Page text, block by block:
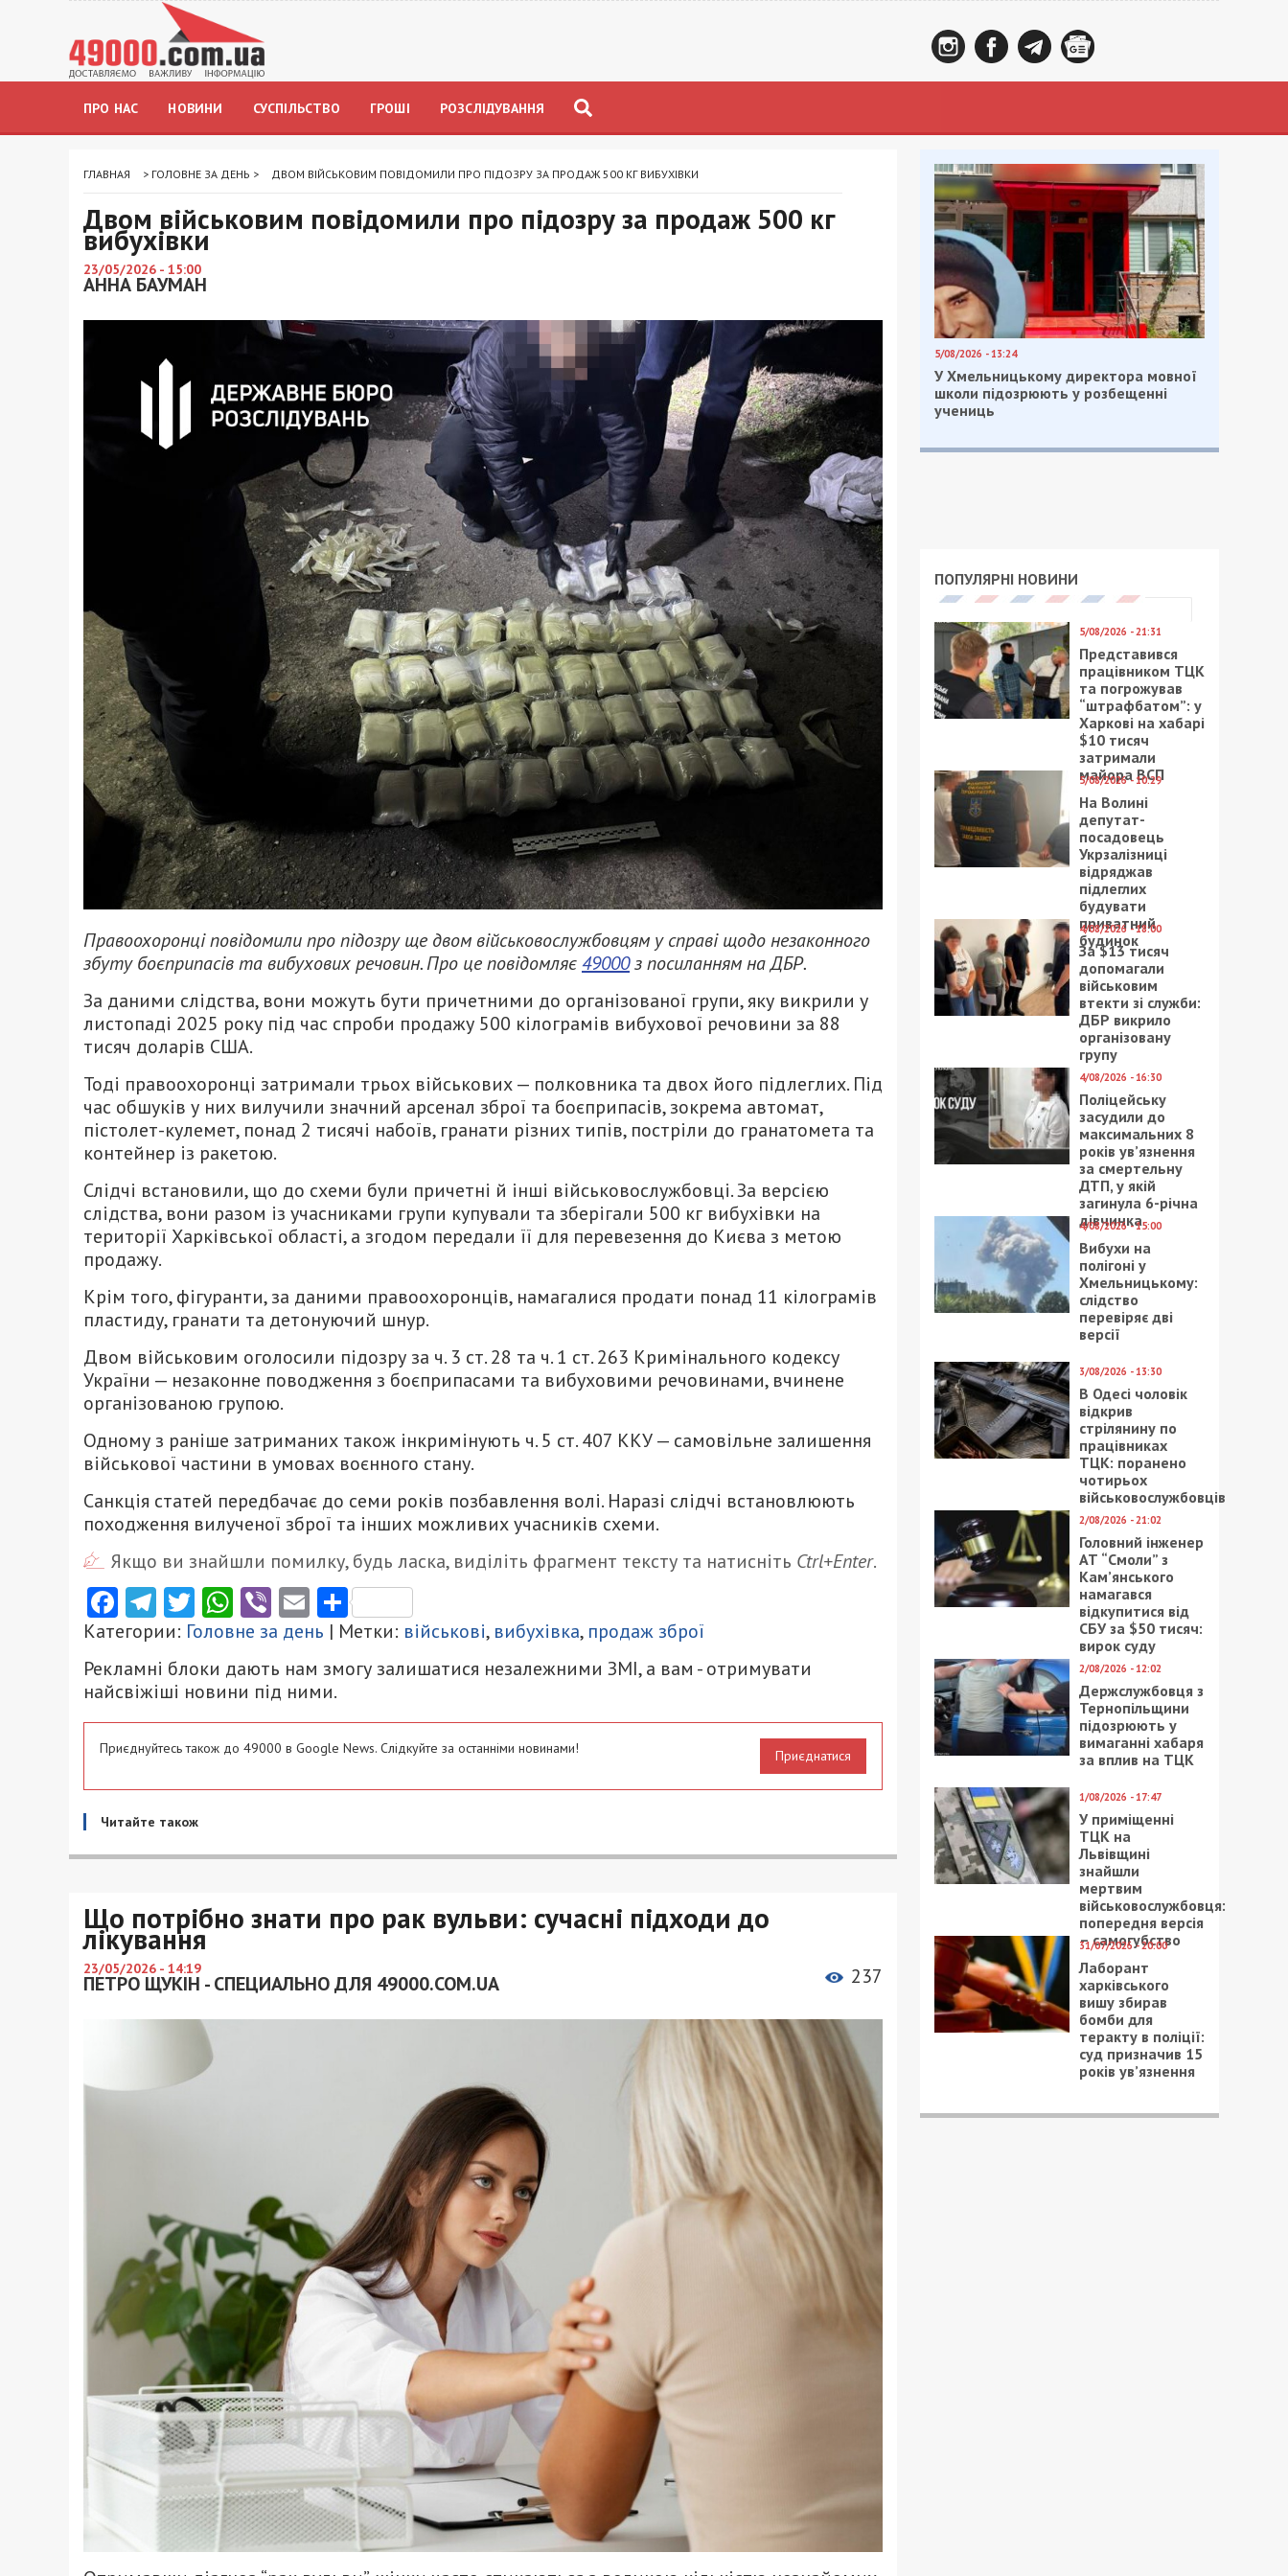
ПРО НАС НОВИНИ СУСПІЛЬСТВО ГРОШІ РОЗСЛІДУВАННЯ
ГЛАВНАЯ > ГОЛОВНЕ ЗА ДЕНЬ > ДВОМ ВІЙСЬКОВИМ ПОВІДОМИЛИ ПРО ПІДОЗРУ ЗА ПРОДАЖ 500 КГ ВИБУХІВКИ
Двом військовим повідомили про підозру за продаж 500 кг
вибухівки
23/05/2026 - 15:00
АННА БАУМАН
Правоохоронці повідомили про підозру ще двом військовослужбовцям у справі щодо незаконного
збуту боєприпасів та вибухових речовин. Про це повідомляє49000з посиланням на ДБР.
За даними слідства, вони можуть бути причетними до організованої групи, яку викрили у
листопаді 2025 року під час спроби продажу 500 кілограмів вибухової речовини за 88
тисяч доларів США.
Тоді правоохоронці затримали трьох військових — полковника та двох його підлеглих. Під
час обшуків у них вилучили значний арсенал зброї та боєприпасів, зокрема автомат,
пістолет-кулемет, понад 2 тисячі набоїв, гранати різних типів, постріли до гранатомета та
контейнер із ракетою.
Слідчі встановили, що до схеми були причетні й інші військовослужбовці. За версією
слідства, вони разом із учасниками групи купували та зберігали 500 кг вибухівки на
території Харківської області, а згодом передали її для перевезення до Києва з метою
продажу.
Крім того, фігуранти, за даними правоохоронців, намагалися продати понад 11 кілограмів
пластиду, гранати та детонуючий шнур.
Двом військовим оголосили підозру за ч. 3 ст. 28 та ч. 1 ст. 263 Кримінального кодексу
України — незаконне поводження з боєприпасами та вибуховими речовинами, вчинене
організованою групою.
Одному з раніше затриманих також інкримінують ч. 5 ст. 407 ККУ — самовільне залишення
військової частини в умовах воєнного стану.
Санкція статей передбачає до семи років позбавлення волі. Наразі слідчі встановлюють
походження вилученої зброї та інших можливих учасників схеми.
Якщо ви знайшли помилку, будь ласка, виділіть фрагмент тексту та натисніть Ctrl+Enter.
Facebook
Telegram
Twitter
WhatsApp
ViberEmailПоділитися
Категории: Головне за день | Метки: військові, вибухівка, продаж зброї
Рекламні блоки дають нам змогу залишатися незалежними ЗМІ, а вам - отримувати
найсвіжіші новини під ними.
Приєднуйтесь також до 49000 в Google News. Слідкуйте за останніми новинами! Приєднатися
Читайте також
Що потрібно знати про рак вульви: сучасні підходи до
лікування
23/05/2026 - 14:19
ПЕТРО ЩУКІН - СПЕЦИАЛЬНО ДЛЯ 49000.COM.UA 237
5/08/2026 - 13:24
У Хмельницькому директора мовної
школи підозрюють у розбещенні
учениць
ПОПУЛЯРНІ НОВИНИ
5/08/2026 - 21:31
Представився
працівником ТЦК
та погрожував
“штрафбатом”: у
Харкові на хабарі
$10 тисяч
затримали
майора ВСП
5/08/2026 - 10:29
На Волині
депутат-
посадовець
Укрзалізниці
відряджав
підлеглих
будувати
приватний
будинок
4/08/2026 - 18:00
За $13 тисяч
допомагали
військовим
втекти зі служби:
ДБР викрило
організовану
групу
4/08/2026 - 16:30
Поліцейську
засудили до
максимальних 8
років ув’язнення
за смертельну
ДТП, у якій
загинула 6-річна
дівчинка
4/08/2026 - 15:00
Вибухи на
полігоні у
Хмельницькому:
слідство
перевіряє дві
версії
3/08/2026 - 13:30
В Одесі чоловік
відкрив
стрілянину по
працівниках
ТЦК: поранено
чотирьох
військовослужбовців
2/08/2026 - 21:02
Головний інженер
АТ “Смоли” з
Кам’янського
намагався
відкупитися від
СБУ за $50 тисяч:
вирок суду
2/08/2026 - 12:02
Держслужбовця з
Тернопільщини
підозрюють у
вимаганні хабаря
за вплив на ТЦК
1/08/2026 - 17:47
У приміщенні
ТЦК на
Львівщині
знайшли
мертвим
військовослужбовця:
попередня версія
– самогубство
31/07/2026 - 20:00
Лаборант
харківського
вишу збирав
бомби для
теракту в поліції:
суд призначив 15
років ув’язнення